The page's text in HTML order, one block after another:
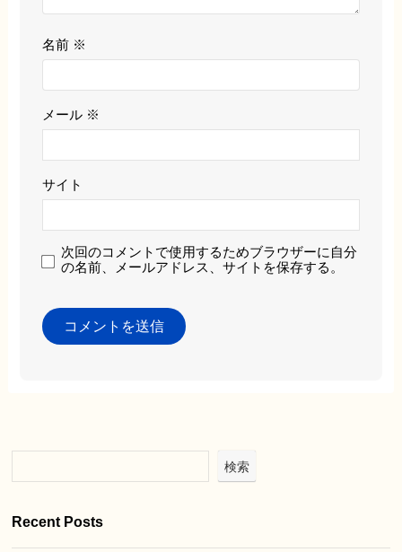
名前 ※
メール ※
サイト
次回のコメントで使用するためブラウザーに自分
の名前、メールアドレス、サイトを保存する。
検索
Recent Posts